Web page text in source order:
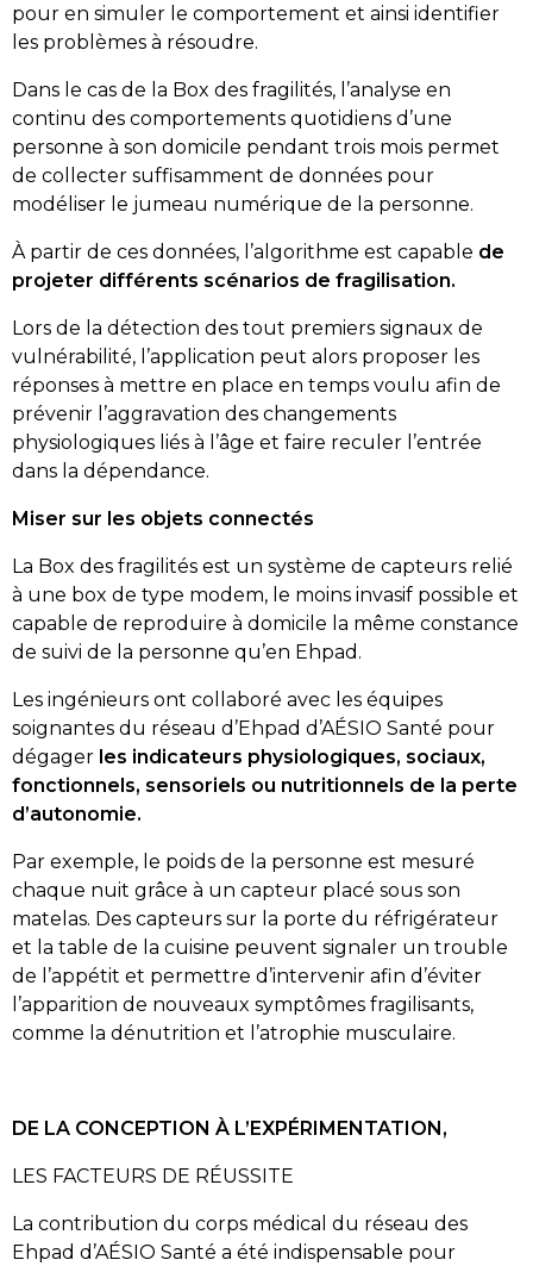
pour en simuler le comportement et ainsi identifier
les problèmes à résoudre.
Dans le cas de la Box des fragilités, l’analyse en
continu des comportements quotidiens d’une
personne à son domicile pendant trois mois permet
de collecter suffisamment de données pour
modéliser le jumeau numérique de la personne.
À partir de ces données, l’algorithme est capable de
projeter différents scénarios de fragilisation.
Lors de la détection des tout premiers signaux de
vulnérabilité, l’application peut alors proposer les
réponses à mettre en place en temps voulu afin de
prévenir l’aggravation des changements
physiologiques liés à l’âge et faire reculer l’entrée
dans la dépendance.
Miser sur les objets connectés
La Box des fragilités est un système de capteurs relié
à une box de type modem, le moins invasif possible et
capable de reproduire à domicile la même constance
de suivi de la personne qu’en Ehpad.
Les ingénieurs ont collaboré avec les équipes
soignantes du réseau d’Ehpad d’AÉSIO Santé pour
dégager les indicateurs physiologiques, sociaux,
fonctionnels, sensoriels ou nutritionnels de la perte
d’autonomie.
Par exemple, le poids de la personne est mesuré
chaque nuit grâce à un capteur placé sous son
matelas. Des capteurs sur la porte du réfrigérateur
et la table de la cuisine peuvent signaler un trouble
de l’appétit et permettre d’intervenir afin d’éviter
l’apparition de nouveaux symptômes fragilisants,
comme la dénutrition et l’atrophie musculaire.
DE LA CONCEPTION À L’EXPÉRIMENTATION,
LES FACTEURS DE RÉUSSITE
La contribution du corps médical du réseau des
Ehpad d’AÉSIO Santé a été indispensable pour